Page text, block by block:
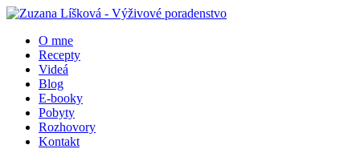
O mne
Recepty
Videá
Blog
E-booky
Pobyty
Rozhovory
Kontakt